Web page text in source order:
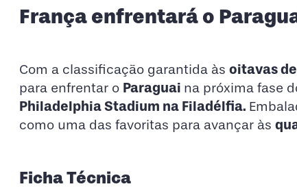
França enfrentará o
Com a classificação garantida às oitavas
para enfrentar o Paraguai na próxima fase
Philadelphia Stadium na Filadélfia.
como uma das favoritas para avançar às
Ficha Técnica